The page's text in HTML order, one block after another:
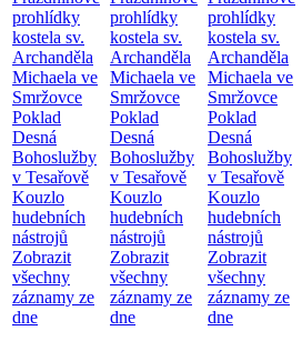
prohlídky
kostela sv.
Archanděla
Michaela ve
Smržovce
Poklad
Desná
Bohoslužby
v Tesařově
Kouzlo
hudebních
nástrojů
Zobrazit
všechny
záznamy ze
dne
prohlídky
kostela sv.
Archanděla
Michaela ve
Smržovce
Poklad
Desná
Bohoslužby
v Tesařově
Kouzlo
hudebních
nástrojů
Zobrazit
všechny
záznamy ze
dne
prohlídky
kostela sv.
Archanděla
Michaela ve
Smržovce
Poklad
Desná
Bohoslužby
v Tesařově
Kouzlo
hudebních
nástrojů
Zobrazit
všechny
záznamy ze
dne